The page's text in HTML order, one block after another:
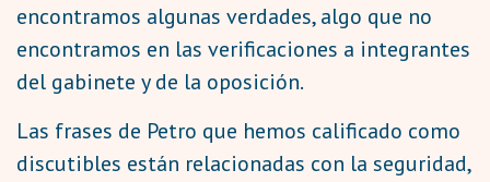
encontramos algunas verdades, algo que no
encontramos en las verificaciones a integrantes
del gabinete y de la oposición.
Las frases de Petro que hemos calificado como
discutibles están relacionadas con la seguridad,